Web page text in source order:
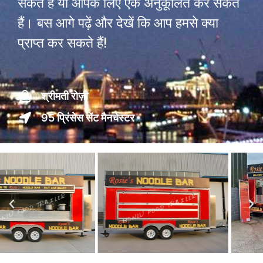
हैं। बस आगे पढ़ें और देखें कि आप हमसे क्या
प्राप्त कर सकते हैं!
श्रीमती रोज़ी
95 प्रिंसेस सेंट मैनचेस्टर